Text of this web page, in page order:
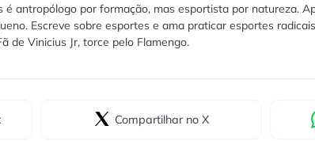
é antropólogo por formação, mas esportista por natureza.
Escreve sobre esportes e ama praticar esportes
de Vinicius Jr, torce pelo Flamengo.
Compartilhar no X